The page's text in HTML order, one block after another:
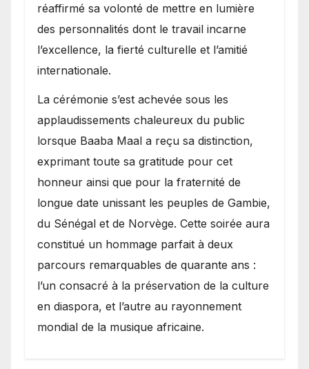
réaffirmé sa volonté de mettre en lumière
des personnalités dont le travail incarne
l’excellence, la fierté culturelle et l’amitié
internationale.
​La cérémonie s’est achevée sous les
applaudissements chaleureux du public
lorsque Baaba Maal a reçu sa distinction,
exprimant toute sa gratitude pour cet
honneur ainsi que pour la fraternité de
longue date unissant les peuples de Gambie,
du Sénégal et de Norvège. Cette soirée aura
constitué un hommage parfait à deux
parcours remarquables de quarante ans :
l’un consacré à la préservation de la culture
en diaspora, et l’autre au rayonnement
mondial de la musique africaine.